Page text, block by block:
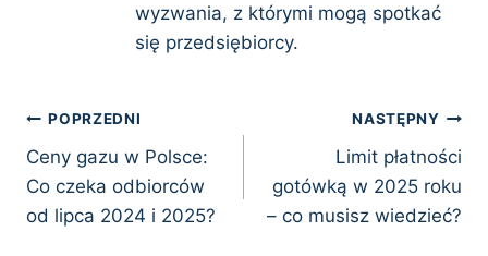
wyzwania, z którymi mogą spotkać
się przedsiębiorcy.
Nawigacja
wpisu
POPRZEDNI
Ceny gazu w Polsce:
Co czeka odbiorców
od lipca 2024 i 2025?
NASTĘPNY
Limit płatności
gotówką w 2025 roku
– co musisz wiedzieć?